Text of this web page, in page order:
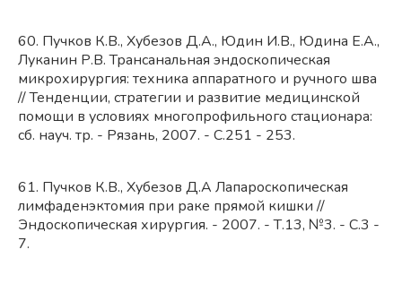
60. Пучков К.В., Хубезов Д.А., Юдин И.В., Юдина Е.А.,
Луканин Р.В. Трансанальная эндоскопическая
микрохирургия: техника аппаратного и ручного шва
// Тенденции, стратегии и развитие медицинской
помощи в условиях многопрофильного стационара:
сб. науч. тр. - Рязань, 2007. - С.251 - 253.
61. Пучков К.В., Хубезов Д.А Лапароскопическая
лимфаденэктомия при раке прямой кишки //
Эндоскопическая хирургия. - 2007. - Т.13, №3. - С.3 -
7.